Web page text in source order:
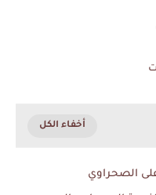
الصحراوي